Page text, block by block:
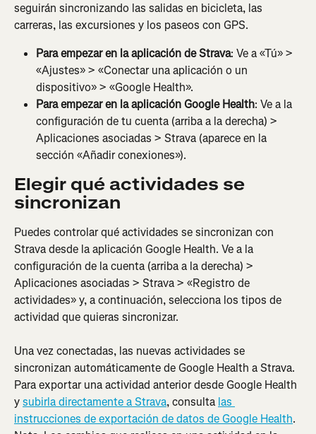
seguirán sincronizando las salidas en bicicleta, las
carreras, las excursiones y los paseos con GPS.
Para empezar en la aplicación de Strava: Ve a «Tú» >
«Ajustes» > «Conectar una aplicación o un
dispositivo» > «Google Health».
Para empezar en la aplicación Google Health: Ve a la
configuración de tu cuenta (arriba a la derecha) >
Aplicaciones asociadas > Strava (aparece en la
sección «Añadir conexiones»).
Elegir qué actividades se
sincronizan
Puedes controlar qué actividades se sincronizan con
Strava desde la aplicación Google Health. Ve a la
configuración de la cuenta (arriba a la derecha) >
Aplicaciones asociadas > Strava > «Registro de
actividades» y, a continuación, selecciona los tipos de
actividad que quieras sincronizar.
Una vez conectadas, las nuevas actividades se
sincronizan automáticamente de Google Health a Strava.
Para exportar una actividad anterior desde Google Health
y subirla directamente a Strava, consulta las
instrucciones de exportación de datos de Google Health.